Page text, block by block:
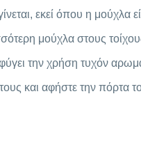
εκεί όπου η μούχλα
μούχλα στους
την χρήση τυχόν
και αφήστε την πόρτα